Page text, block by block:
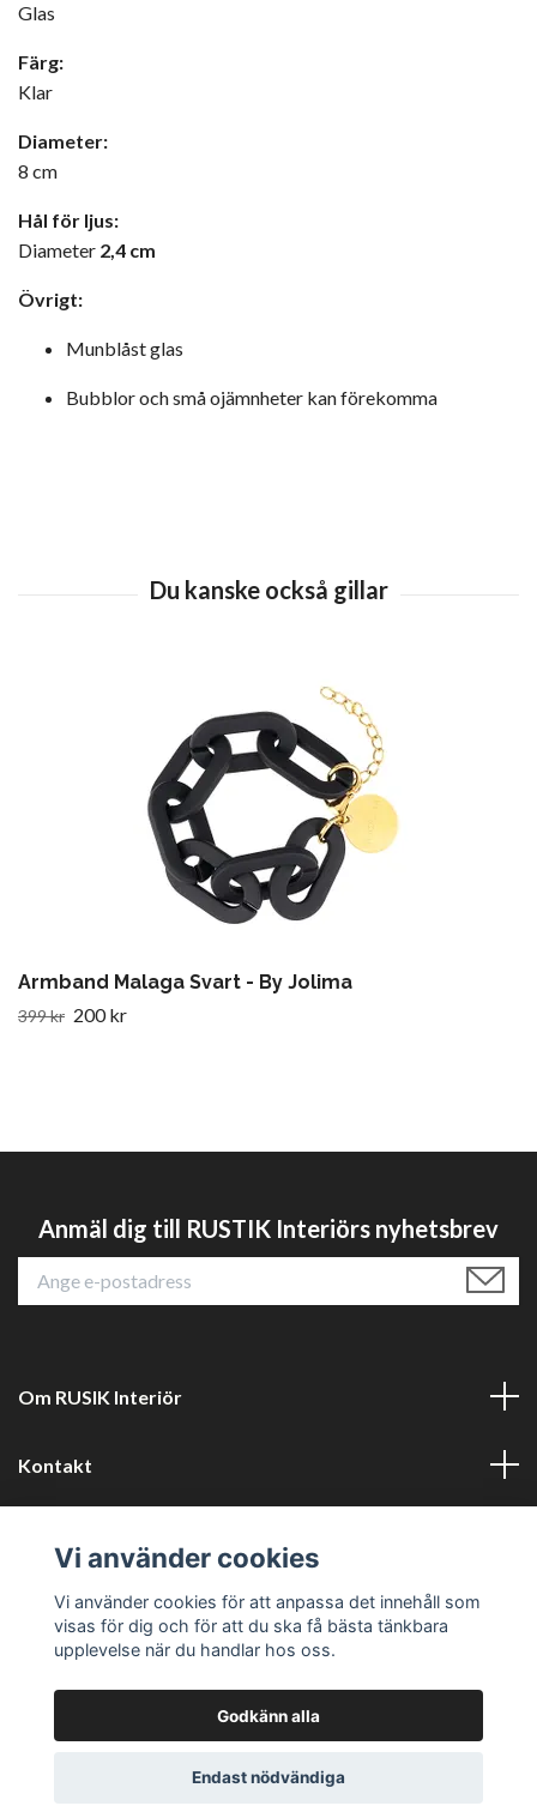
Glas
Färg:
Klar
Diameter:
8 cm
Hål för ljus:
Diameter 2,4 cm
Övrigt:
Munblåst glas
Bubblor och små ojämnheter kan förekomma
Armband Malaga Svart - By Jolima
399 kr 200 kr
Anmäl dig till RUSTIK Interiörs nyhetsbrev
Om RUSIK Interiör
Kontakt
Sociala medier
© 2026 RUSTIK Interiör Powered by Quickbutik
Vi använder cookies
Vi använder cookies för att anpassa det innehåll som
visas för dig och för att du ska få bästa tänkbara
upplevelse när du handlar hos oss.
Godkänn alla
Endast nödvändiga